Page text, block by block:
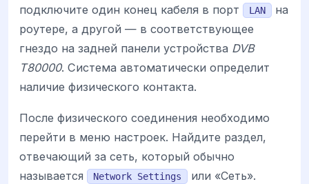
подключите один конец кабеля в порт
LAN
на
роутере, а другой — в соответствующее
гнездо на задней панели устройства DVB
T80000. Система автоматически определит
наличие физического контакта.
После физического соединения необходимо
перейти в меню настроек. Найдите раздел,
отвечающий за сеть, который обычно
называется
Network Settings
или «Сеть».